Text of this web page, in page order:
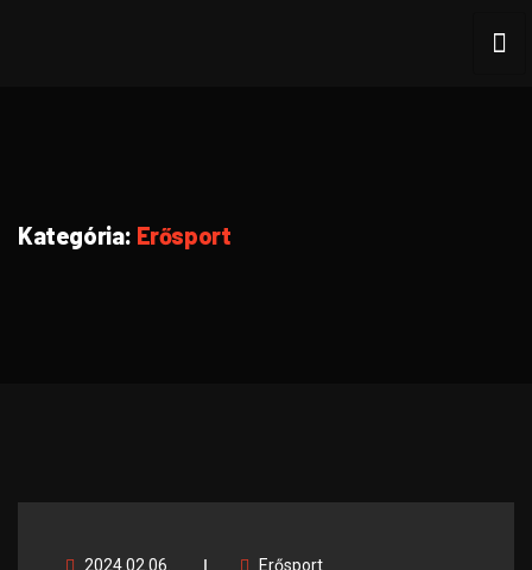
Kategória: Erősport
2024.02.06. Erősport